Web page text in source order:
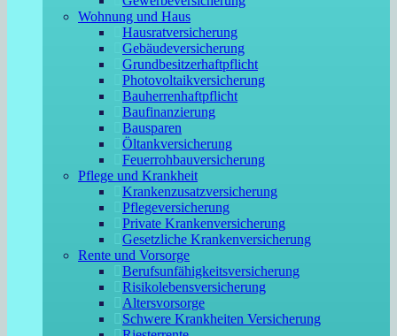
Wohnung und Haus
Hausratversicherung
Gebäudeversicherung
Grundbesitzerhaftpflicht
Photovoltaikversicherung
Bauherrenhaftpflicht
Baufinanzierung
Bausparen
Öltankversicherung
Feuerrohbauversicherung
Pflege und Krankheit
Krankenzusatzversicherung
Pflegeversicherung
Private Krankenversicherung
Gesetzliche Krankenversicherung
Rente und Vorsorge
Berufs­unfähigkeitsversicherung
Risikolebensversicherung
Altersvorsorge
Schwere Krankheiten Versicherung